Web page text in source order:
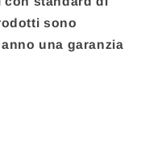
sono
una garanzia